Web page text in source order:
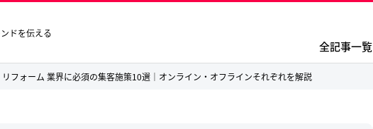
ドを伝える
全記事一覧
リフォーム 業界に必須の集客施策10選｜オンライン・オフラインそれぞれを解説